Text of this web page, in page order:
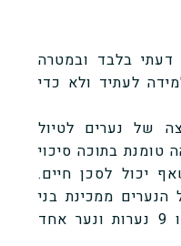
בלבד ובמטרה
לעתיד ולא כדי
של נערים לטיול
טומנת בתוכה סיכוי
יכול לסכן חיים.
הנערים ממכינת בני
ציון הסתיים באסון בו נהרגו 9 נערות ונער אחד